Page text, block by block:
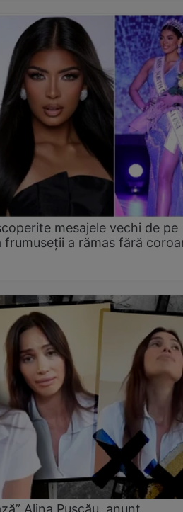
mesajele vechi de pe
frumuseții a rămas fără
Alina Pușcău, anunț